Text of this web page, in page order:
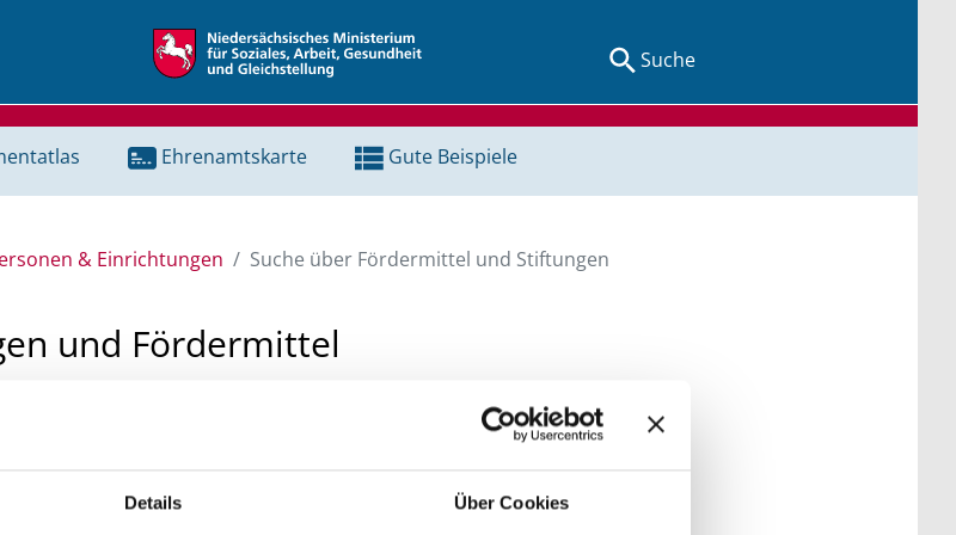
Details Über Cookies
Suche
Ehrenamtskarte Gute Beispiele
& Einrichtungen Suche über Fördermittel und Stiftungen
und Fördermittel
für ein Projekt oder ein Vorhaben? Hier können Sie direkt über